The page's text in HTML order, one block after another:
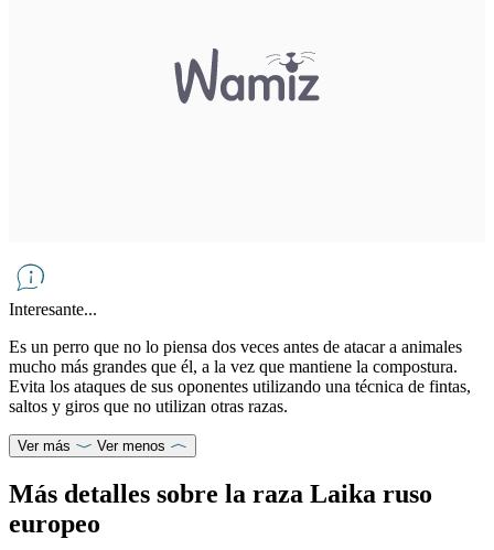
Interesante...
Es un perro que no lo piensa dos veces antes de atacar a animales
mucho más grandes que él, a la vez que mantiene la compostura.
Evita los ataques de sus oponentes utilizando una técnica de fintas,
saltos y giros que no utilizan otras razas.
Ver más Ver menos
Más detalles sobre la raza Laika ruso
europeo